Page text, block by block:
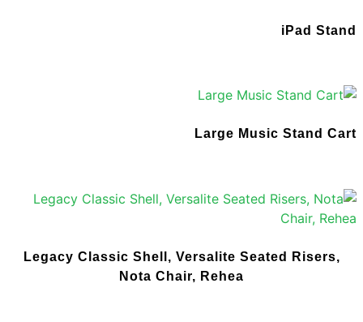
iPad Stand
Large Music Stand Cart
Legacy Classic Shell, Versalite Seated Risers,
Nota Chair, Rehea